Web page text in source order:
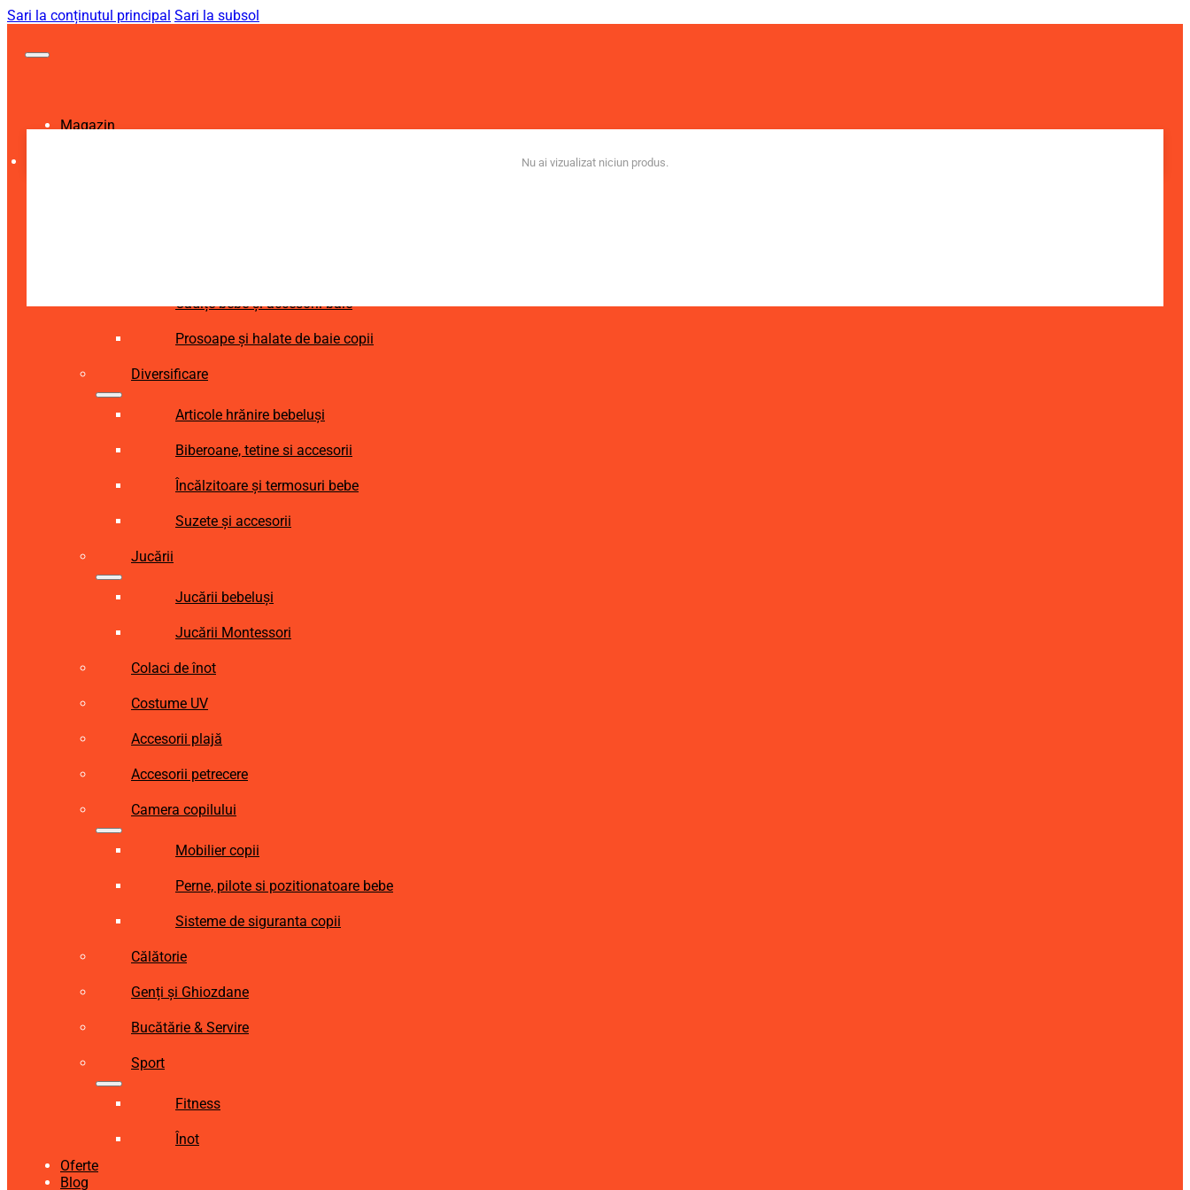
Sari la conținutul principal Sari la subsol
Magazin
Cădițe bebe și accesorii baie
Prosoape și halate de baie copii
Diversificare
Articole hrănire bebeluși
Biberoane, tetine si accesorii
Încălzitoare și termosuri bebe
Suzete și accesorii
Jucării
Jucării bebeluși
Jucării Montessori
Colaci de înot
Costume UV
Accesorii plajă
Accesorii petrecere
Camera copilului
Mobilier copii
Perne, pilote si pozitionatoare bebe
Sisteme de siguranta copii
Călătorie
Genți și Ghiozdane
Bucătărie & Servire
Sport
Fitness
Înot
Oferte
Blog
Nu ai vizualizat niciun produs.